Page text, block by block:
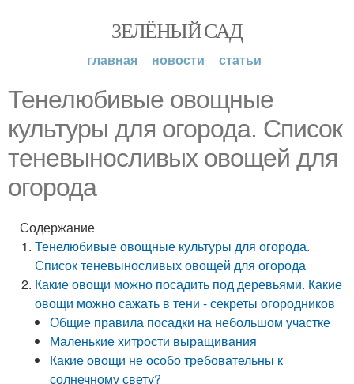
ЗЕЛЁНЫЙ САД
главная новости статьи
Тенелюбивые овощные
культуры для огорода. Список
теневыносливых овощей для
огорода
Содержание
Тенелюбивые овощные культуры для огорода.
Список теневыносливых овощей для огорода
Какие овощи можно посадить под деревьями. Какие
овощи можно сажать в тени - секреты огородников
Общие правила посадки на небольшом участке
Маленькие хитрости выращивания
Какие овощи не особо требовательны к
солнечному свету?